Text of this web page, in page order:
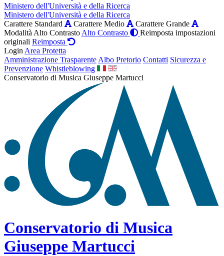
Ministero dell'Università e della Ricerca
Ministero dell'Università e della Ricerca
Carattere Standard
Carattere Medio
Carattere Grande
Modalità Alto Contrasto Alto Contrasto
Reimposta impostazioni
originali Reimposta
Login Area Protetta
Amministrazione Trasparente Albo Pretorio Contatti Sicurezza e
Prevenzione Whistleblowing
Conservatorio di Musica Giuseppe Martucci
Conservatorio di Musica
Giuseppe Martucci